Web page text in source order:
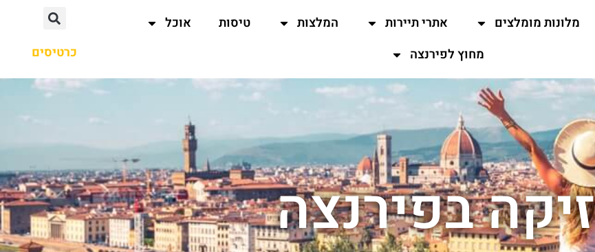
מלונות מומלצים אתרי תיירות המלצות טיסות
אוכל
מחוץ לפירנצה
כרטיסים
בפירנצה